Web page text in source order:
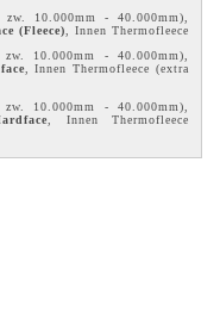
zw. 10.000mm - 40.000mm),
(Fleece) , Innen Thermofleece
zw. 10.000mm - 40.000mm),
, Innen Thermofleece (extra
zw. 10.000mm - 40.000mm),
, Innen Thermofleece